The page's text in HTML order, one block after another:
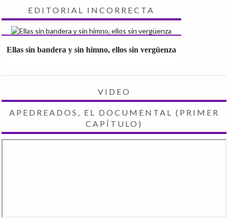
EDITORIAL INCORRECTA
Ellas sin bandera y sin himno, ellos sin vergüenza
VIDEO
APEDREADOS, EL DOCUMENTAL (PRIMER
CAPÍTULO)